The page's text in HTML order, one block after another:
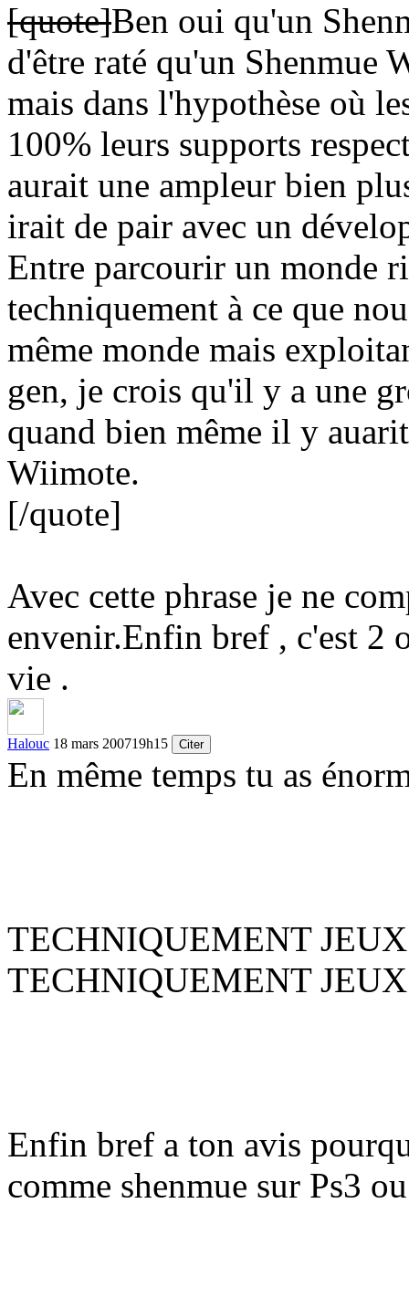
[quote]Ben oui qu'un
d'être raté qu'un Shenmue
mais dans l'hypothèse où
100% leurs supports
aurait une ampleur bien
irait de pair avec un
Entre parcourir un monde
techniquement à ce que
même monde mais
gen, je crois qu'il y a une
quand bien même il y
Wiimote.
[/quote]
Avec cette phrase je ne
envenir.Enfin bref , c'est 2
vie .
Halouc 18 mars 200719h15 Citer
En même temps tu as
TECHNIQUEMENT
TECHNIQUEMENT
Enfin bref a ton avis
comme shenmue sur Ps3